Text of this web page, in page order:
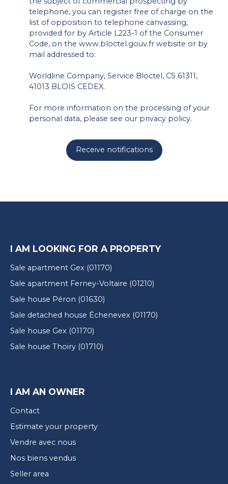
telephone, you can register free of charge on the
list of opposition to telephone canvassing,
provided for by Article L223-1 of the Consumer
Code, on the www.bloctel.gouv.fr website or by
mail addressed to:
Worldline Company, Service Bloctel, CS 61311,
41013 BLOIS CEDEX.
For more information on the processing of your
personal data, please see our privacy policy.
Receive notifications
I AM LOOKING FOR A PROPERTY
Sale apartment Gex (01170)
Sale apartment Ferney-Voltaire (01210)
Sale house Péron (01630)
Sale detached house Échenevex (01170)
Sale house Gex (01170)
Sale house Thoiry (01710)
I AM AN OWNER
Contact
Estimate your property
Vendre avec nous
Nos biens vendus
Seller area